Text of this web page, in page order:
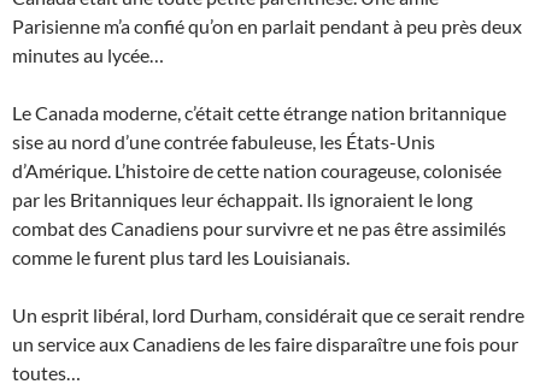
Parisienne m’a confié qu’on en parlait pendant à peu près deux
minutes au lycée…
Le Canada moderne, c’était cette étrange nation britannique
sise au nord d’une contrée fabuleuse, les États-Unis
d’Amérique. L’histoire de cette nation courageuse, colonisée
par les Britanniques leur échappait. Ils ignoraient le long
combat des Canadiens pour survivre et ne pas être assimilés
comme le furent plus tard les Louisianais.
Un esprit libéral, lord Durham, considérait que ce serait rendre
un service aux Canadiens de les faire disparaître une fois pour
toutes…